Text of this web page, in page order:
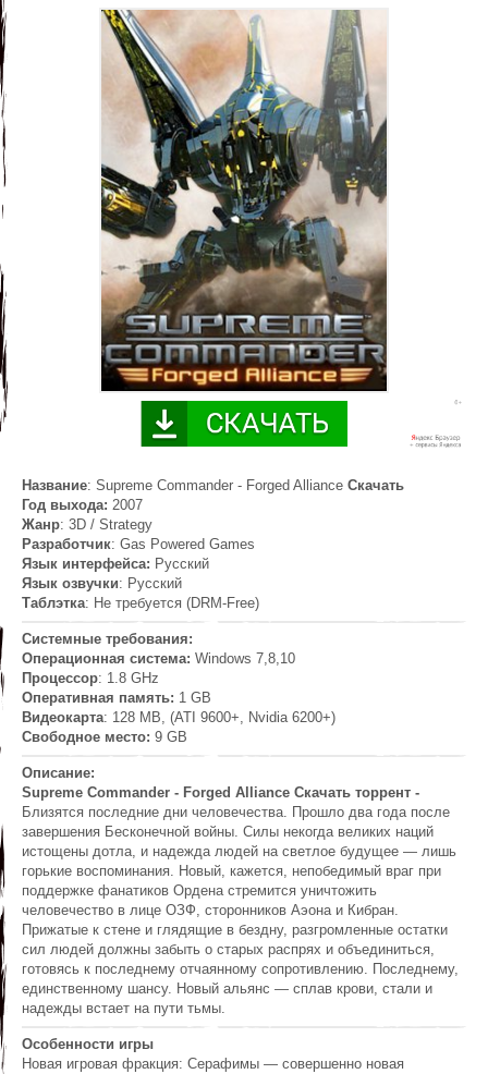
Название: Supreme Commander - Forged Alliance Скачать
Год выхода: 2007
Жанр: 3D / Strategy
Разработчик: Gas Powered Games
Язык интерфейса: Русский
Язык озвучки: Русский
Таблэтка: Не требуется (DRM-Free)
Системные требования:
Операционная система: Windows 7,8,10
Процессор: 1.8 GHz
Оперативная память: 1 GB
Видеокарта: 128 MB, (ATI 9600+, Nvidia 6200+)
Свободное место: 9 GB
Описание:
Supreme Commander - Forged Alliance Скачать торрент -
Близятся последние дни человечества. Прошло два года после
завершения Бесконечной войны. Силы некогда великих наций
истощены дотла, и надежда людей на светлое будущее — лишь
горькие воспоминания. Новый, кажется, непобедимый враг при
поддержке фанатиков Ордена стремится уничтожить
человечество в лице ОЗФ, сторонников Аэона и Кибран.
Прижатые к стене и глядящие в бездну, разгромленные остатки
сил людей должны забыть о старых распрях и объединиться,
готовясь к последнему отчаянному сопротивлению. Последнему,
единственному шансу. Новый альянс — сплав крови, стали и
надежды встает на пути тьмы.
Особенности игры
Новая игровая фракция: Серафимы — совершенно новая